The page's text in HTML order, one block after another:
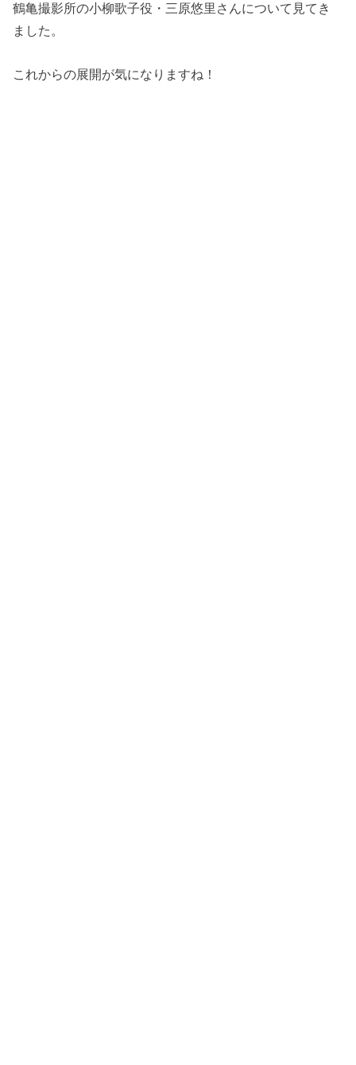
鶴亀撮影所の小柳歌子役・三原悠里さんについて見てき
ました。
これからの展開が気になりますね！